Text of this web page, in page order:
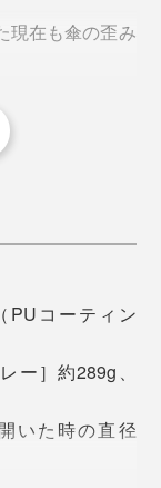
さ
ですが、雨や
遮らない、計
リアした、しな
したのが『+TIC
現在も傘の歪み
なくていいこ
、傘は、さし
の方が長いも
わりの人に濡
イヤで、もっ
以外は防水カ
PUコーティン
ー］約289g、
いた時の直径